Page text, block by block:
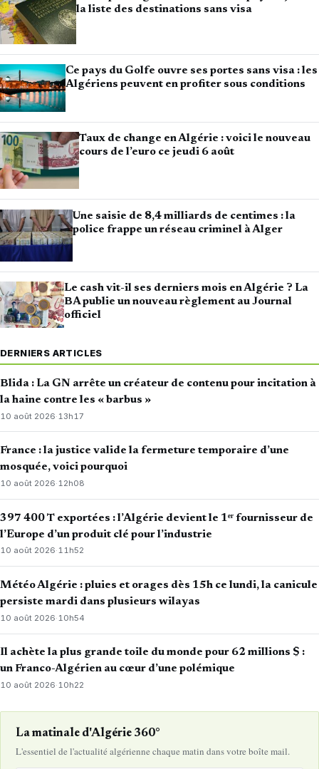
la liste des destinations sans visa
Ce pays du Golfe ouvre ses portes sans visa : les
Algériens peuvent en profiter sous conditions
Taux de change en Algérie : voici le nouveau
cours de l’euro ce jeudi 6 août
Une saisie de 8,4 milliards de centimes : la
police frappe un réseau criminel à Alger
Le cash vit-il ses derniers mois en Algérie ? La
BA publie un nouveau règlement au Journal
officiel
DERNIERS ARTICLES
Blida : La GN arrête un créateur de contenu pour incitation à
la haine contre les « barbus »
10 août 2026· 13h17
France : la justice valide la fermeture temporaire d’une
mosquée, voici pourquoi
10 août 2026·12h08
397 400 T exportées : l’Algérie devient le 1ᵉʳ fournisseur de
l’Europe d’un produit clé pour l’industrie
10 août 2026·11h52
Météo Algérie : pluies et orages dès 15h ce lundi, la canicule
persiste mardi dans plusieurs wilayas
10 août 2026·10h54
Il achète la plus grande toile du monde pour 62 millions $ :
un Franco-Algérien au cœur d’une polémique
10 août 2026·10h22
La matinale d'Algérie 360°
L'essentiel de l'actualité algérienne chaque matin dans votre boîte mail.